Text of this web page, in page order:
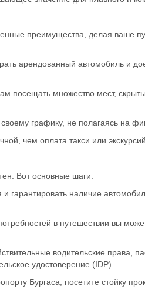
преимущества, делая ваше
арендованный автомобиль и
посещать множество мест,
графику, не полагаясь на
чем оплата такси или
Вот основные шаги:
гарантировать наличие
в путешествии вы
водительские права,
удостоверение (IDP).
Бургаса, посетите стойку